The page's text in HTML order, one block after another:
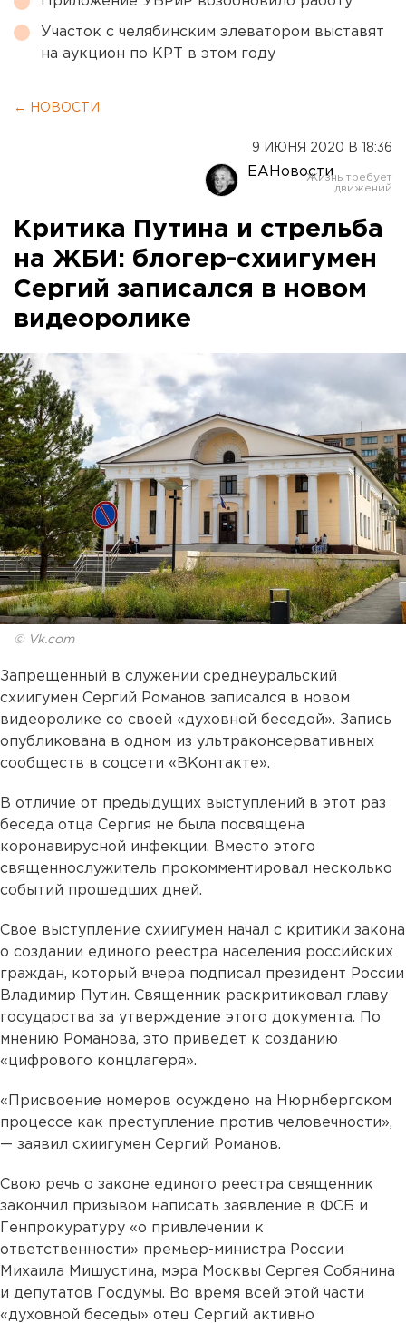
Участок с челябинским элеватором выставят
на аукцион по КРТ в этом году
← НОВОСТИ
9 ИЮНЯ 2020 В 18:36
ЕАНовости
Критика Путина и стрельба
на ЖБИ: блогер-схиигумен
Сергий записался в новом
видеоролике
© Vk.com
Запрещенный в служении среднеуральский
схиигумен Сергий Романов записался в новом
видеоролике со своей «духовной беседой». Запись
опубликована в одном из ультраконсервативных
сообществ в соцсети «ВКонтакте».
В отличие от предыдущих выступлений в этот раз
беседа отца Сергия не была посвящена
коронавирусной инфекции. Вместо этого
священнослужитель прокомментировал несколько
событий прошедших дней.
Свое выступление схиигумен начал с критики закона
о создании единого реестра населения российских
граждан, который вчера подписал президент России
Владимир Путин. Священник раскритиковал главу
государства за утверждение этого документа. По
мнению Романова, это приведет к созданию
«цифрового концлагеря».
«Присвоение номеров осуждено на Нюрнбергском
процессе как преступление против человечности»,
— заявил схиигумен Сергий Романов.
Свою речь о законе единого реестра священник
закончил призывом написать заявление в ФСБ и
Генпрокуратуру «о привлечении к
ответственности» премьер-министра России
Михаила Мишустина, мэра Москвы Сергея Собянина
и депутатов Госдумы. Во время всей этой части
«духовной беседы» отец Сергий активно